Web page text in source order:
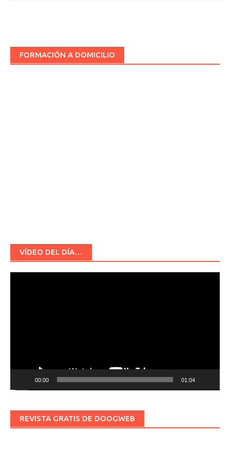
FORMACIÓN A DOMICILIO
VÍDEO DEL DÍA…
00:00 01:04
REVISTA GRATIS DE DOOGWEB